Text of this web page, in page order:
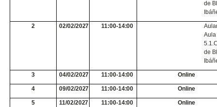
de
2 02/02/2027 11:00-14:00
Aula
de
3 04/02/2027 11:00-14:00 Online
4 09/02/2027 11:00-14:00 Online
5 11/02/2027 11:00-14:00 Online